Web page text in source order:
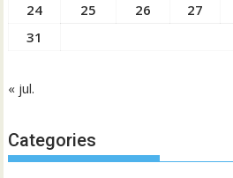
24
25 26 27
31
« jul.
Categories